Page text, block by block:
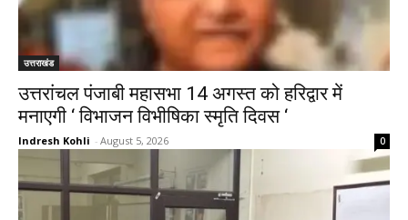
उत्तराखंड
उत्तरांचल पंजाबी महासभा 14 अगस्त को हरिद्वार में
मनाएगी ‘ विभाजन विभीषिका स्मृति दिवस ‘
Indresh Kohli - August 5, 2026 0